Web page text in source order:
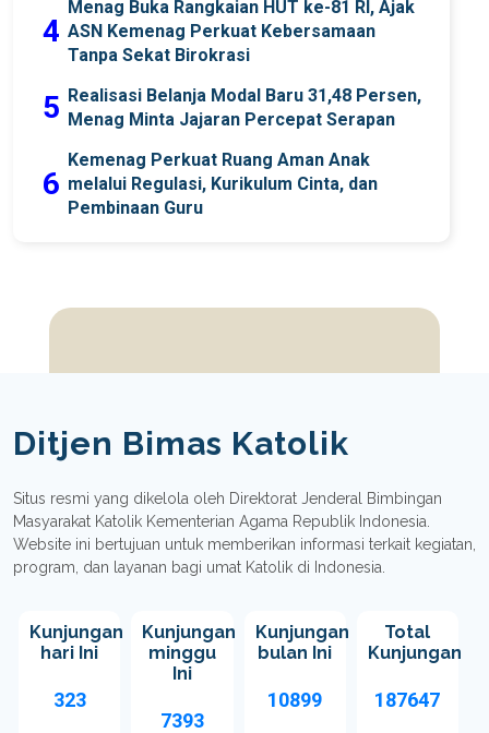
4
Menag Buka Rangkaian HUT ke-81 RI, Ajak
ASN Kemenag Perkuat Kebersamaan
Tanpa Sekat Birokrasi
5 Realisasi Belanja Modal Baru 31,48 Persen,
Menag Minta Jajaran Percepat Serapan
6
Kemenag Perkuat Ruang Aman Anak
melalui Regulasi, Kurikulum Cinta, dan
Pembinaan Guru
Ditjen Bimas Katolik
Situs resmi yang dikelola oleh Direktorat Jenderal Bimbingan
Masyarakat Katolik Kementerian Agama Republik Indonesia.
Website ini bertujuan untuk memberikan informasi terkait kegiatan,
program, dan layanan bagi umat Katolik di Indonesia.
Kunjungan
hari Ini
323
Kunjungan
minggu
Ini
7393
Kunjungan
bulan Ini
10899
Total
Kunjungan
187647